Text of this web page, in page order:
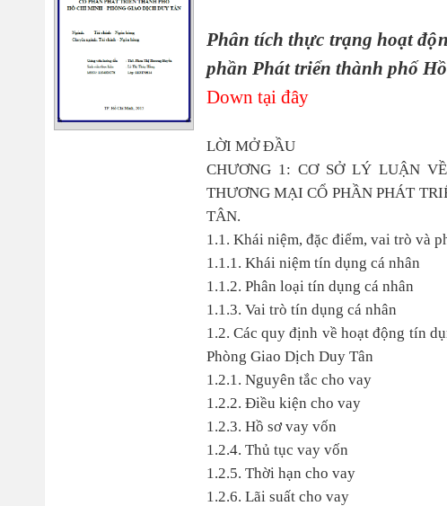
Phân tích thực trạng hoạt
phần Phát triển thành phố
Down tại đây
LỜI MỞ ĐẦU
CHƯƠNG 1: CƠ SỞ LÝ LUẬN
THƯƠNG MẠI CỔ PHẦN PHÁT
TÂN.
1.1. Khái niệm, đặc điểm, vai trò và
1.1.1. Khái niệm tín dụng cá nhân
1.1.2. Phân loại tín dụng cá nhân
1.1.3. Vai trò tín dụng cá nhân
1.2. Các quy định về hoạt động tín
Phòng Giao Dịch Duy Tân
1.2.1. Nguyên tắc cho vay
1.2.2. Điều kiện cho vay
1.2.3. Hồ sơ vay vốn
1.2.4. Thủ tục vay vốn
1.2.5. Thời hạn cho vay
1.2.6. Lãi suất cho vay